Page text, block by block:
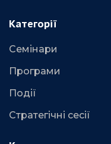
Категорії
Семінари
Програми
Події
Стратегічні сесії